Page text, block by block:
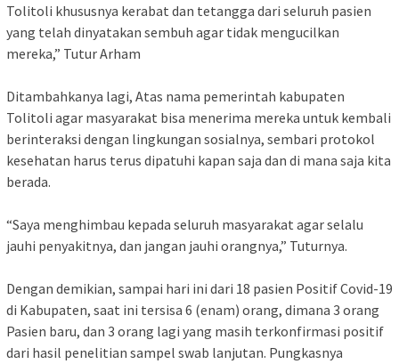
Tolitoli khususnya kerabat dan tetangga dari seluruh pasien
yang telah dinyatakan sembuh agar tidak mengucilkan
mereka,” Tutur Arham
Ditambahkanya lagi, Atas nama pemerintah kabupaten
Tolitoli agar masyarakat bisa menerima mereka untuk kembali
berinteraksi dengan lingkungan sosialnya, sembari protokol
kesehatan harus terus dipatuhi kapan saja dan di mana saja kita
berada.
“Saya menghimbau kepada seluruh masyarakat agar selalu
jauhi penyakitnya, dan jangan jauhi orangnya,” Tuturnya.
Dengan demikian, sampai hari ini dari 18 pasien Positif Covid-19
di Kabupaten, saat ini tersisa 6 (enam) orang, dimana 3 orang
Pasien baru, dan 3 orang lagi yang masih terkonfirmasi positif
dari hasil penelitian sampel swab lanjutan. Pungkasnya